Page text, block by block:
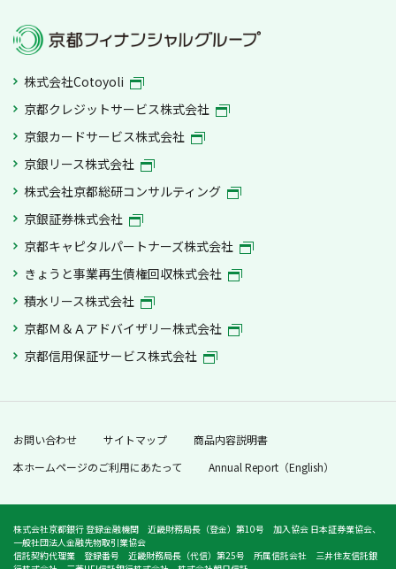
株式会社Cotoyoli
京都クレジットサービス株式会社
京銀カードサービス株式会社
京銀リース株式会社
株式会社京都総研コンサルティング
京銀証券株式会社
京都キャピタルパートナーズ株式会社
きょうと事業再生債権回収株式会社
積水リース株式会社
京都Ｍ＆Ａアドバイザリー株式会社
京都信用保証サービス株式会社
お問い合わせ サイトマップ
商品内容説明書
本ホームページのご利用にあたって
Annual Report（English）
株式会社京都銀行 登録金融機関 近畿財務局長（登金）第10号 加入協会 日本証券業協会、
一般社団法人金融先物取引業協会
信託契約代理業 登録番号 近畿財務局長（代信）第25号 所属信託会社 三井住友信託銀